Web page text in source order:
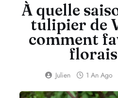
À quelle
tulipier de
comment
Julien 1 An Ago